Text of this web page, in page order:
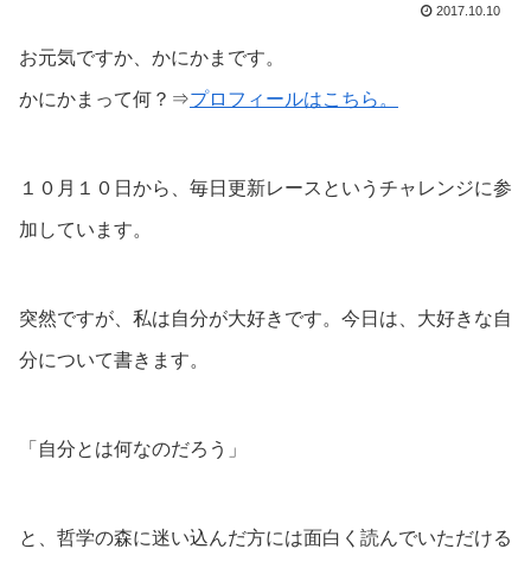
2017.10.10
お元気ですか、かにかまです。
かにかまって何？⇒プロフィールはこちら。
１０月１０日から、毎日更新レースというチャレンジに参
加しています。
突然ですが、私は自分が大好きです。今日は、大好きな自
分について書きます。
「自分とは何なのだろう」
と、哲学の森に迷い込んだ方には面白く読んでいただける